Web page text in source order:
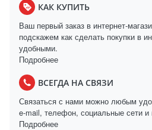
КАК КУПИТЬ
Ваш первый заказ в интернет-
подскажем как сделать покупки в
удобными.
Подробнее
ВСЕГДА НА СВЯЗИ
Связаться с нами можно любым
e-mail, телефон, социальные сети
Подробнее